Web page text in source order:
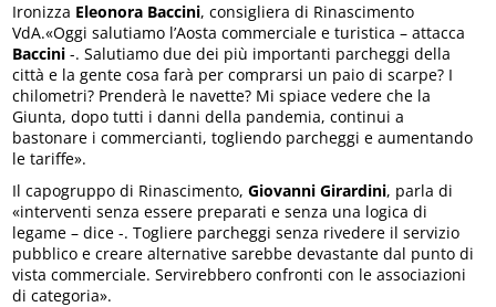
Ironizza Eleonora Baccini, consigliera di Rinascimento
VdA.«Oggi salutiamo l’Aosta commerciale e turistica – attacca
Baccini -. Salutiamo due dei più importanti parcheggi della
città e la gente cosa farà per comprarsi un paio di scarpe? I
chilometri? Prenderà le navette? Mi spiace vedere che la
Giunta, dopo tutti i danni della pandemia, continui a
bastonare i commercianti, togliendo parcheggi e aumentando
le tariffe».
Il capogruppo di Rinascimento,Giovanni Girardini, parla di
«interventi senza essere preparati e senza una logica di
legame – dice -. Togliere parcheggi senza rivedere il servizio
pubblico e creare alternative sarebbe devastante dal punto di
vista commerciale. Servirebbero confronti con le associazioni
di categoria».